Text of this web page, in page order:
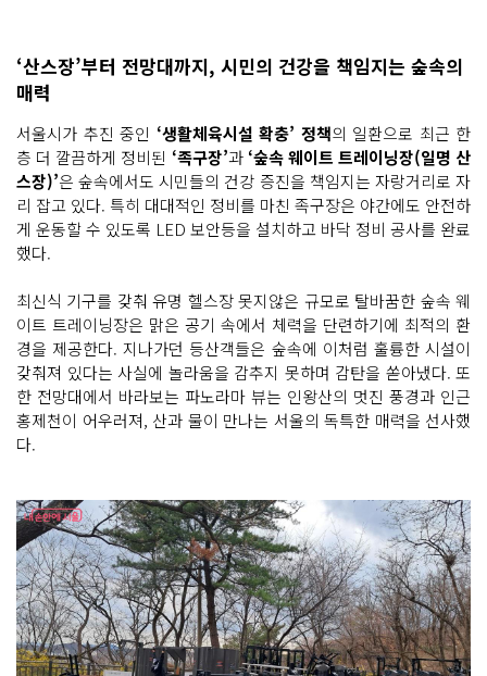
‘산스장’부터 전망대까지, 시민의 건강을 책임지는 숲속의
매력
서울시가 추진 중인 ‘생활체육시설 확충’ 정책의 일환으로 최근 한
층 더 깔끔하게 정비된 ‘족구장’과 ‘숲속 웨이트 트레이닝장(일명 산
스장)’은 숲속에서도 시민들의 건강 증진을 책임지는 자랑거리로 자
리 잡고 있다. 특히 대대적인 정비를 마친 족구장은 야간에도 안전하
게 운동할 수 있도록 LED 보안등을 설치하고 바닥 정비 공사를 완료
했다.
최신식 기구를 갖춰 유명 헬스장 못지않은 규모로 탈바꿈한 숲속 웨
이트 트레이닝장은 맑은 공기 속에서 체력을 단련하기에 최적의 환
경을 제공한다. 지나가던 등산객들은 숲속에 이처럼 훌륭한 시설이
갖춰져 있다는 사실에 놀라움을 감추지 못하며 감탄을 쏟아냈다. 또
한 전망대에서 바라보는 파노라마 뷰는 인왕산의 멋진 풍경과 인근
홍제천이 어우러져, 산과 물이 만나는 서울의 독특한 매력을 선사했
다.